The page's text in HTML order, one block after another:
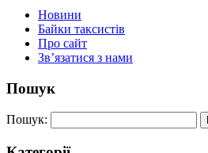
Новини
Байки таксистів
Про сайт
Зв’язатися з нами
Пошук
Пошук: